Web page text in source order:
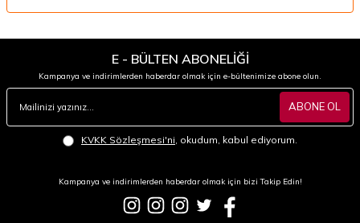
E - BÜLTEN ABONELİĞİ
Kampanya ve indirimlerden haberdar olmak için e-bültenimize abone olun.
ABONE OL
KVKK Sözleşmesi'ni , okudum, kabul ediyorum.
Kampanya ve indirimlerden haberdar olmak için bizi Takip Edin!